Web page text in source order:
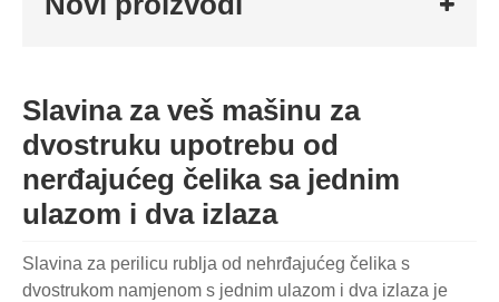
Slavina za veš mašinu za
dvostruku upotrebu od
nerđajućeg čelika sa jednim
ulazom i dva izlaza
Slavina za perilicu rublja od nehrđajućeg čelika s
dvostrukom namjenom s jednim ulazom i dva izlaza je